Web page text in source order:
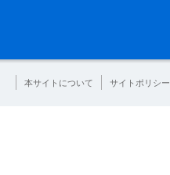
本サイトについて サイトポリシー